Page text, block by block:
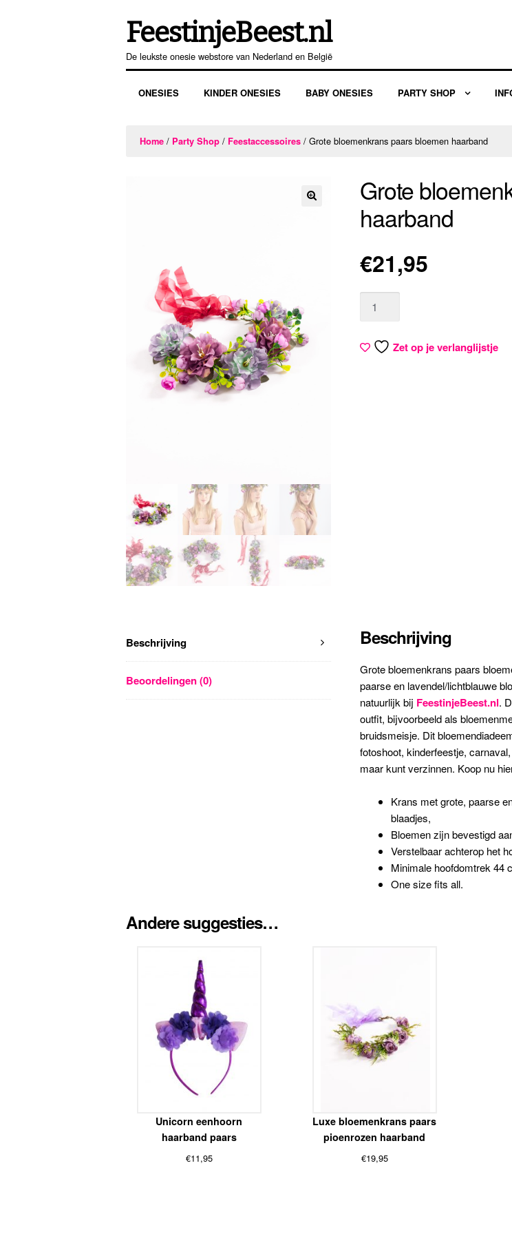
Ga
door
naar
Ga
direct
naar
inhoud
FeestinjeBeest.nl
De leukste onesie webstore van Nederland en België
ONESIES KINDER ONESIES BABY ONESIES PARTY SHOP
Home / Party Shop / Feestaccessoires / Grote bloemenkrans paars bloemen haarband
Grote
haarband
€21,95
Zet op je verlanglijstje
Beschrijving
Beoordelingen (0)
Beschrijving
Grote bloemenkrans paars
paarse en lavendel/lichtblauwe
natuurlijk bij FeestinjeBeest.nl.
outfit, bijvoorbeeld als
bruidsmeisje. Dit
fotoshoot, kinderfeestje,
maar kunt verzinnen. Koop nu
Krans met grote, paarse
blaadjes,
Bloemen zijn bevestigd
Verstelbaar achterop het
Minimale hoofdomtrek 44
One size fits all.
Andere suggesties…
Unicorn eenhoorn
haarband paars
€11,95
Luxe bloemenkrans paars
pioenrozen haarband
€19,95